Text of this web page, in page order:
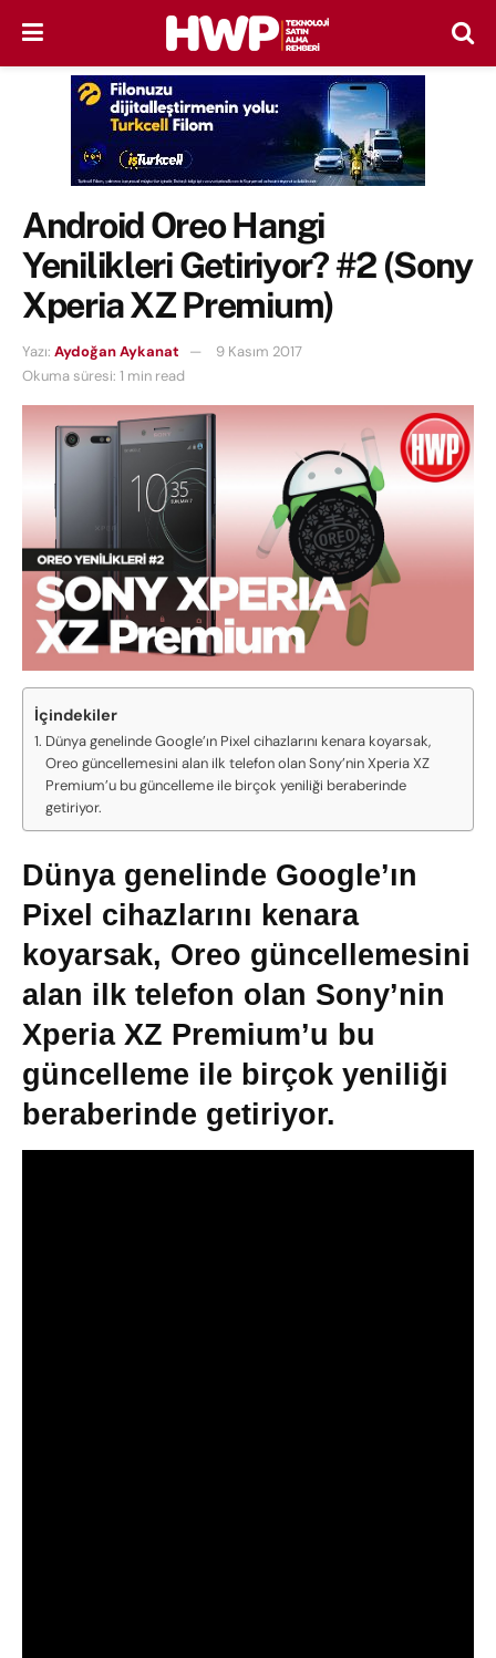
Android Oreo Hangi
Yenilikleri Getiriyor? #2 (Sony
Xperia XZ Premium)
Yazı: Aydoğan Aykanat
9 Kasım 2017
Okuma süresi: 1 min read
İçindekiler
Dünya genelinde Google’ın Pixel cihazlarını kenara koyarsak,
Oreo güncellemesini alan ilk telefon olan Sony’nin Xperia XZ
Premium’u bu güncelleme ile birçok yeniliği beraberinde
getiriyor.
Dünya genelinde Google’ın
Pixel cihazlarını kenara
koyarsak, Oreo güncellemesini
alan ilk telefon olan Sony’nin
Xperia XZ Premium’u bu
güncelleme ile birçok yeniliği
beraberinde getiriyor.